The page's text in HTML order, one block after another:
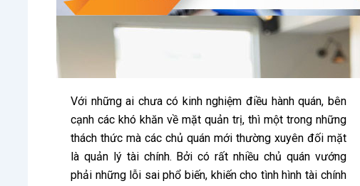
Với những ai chưa có kinh nghiệm điều hành quán, bên
cạnh các khó khăn về mặt quản trị, thì một trong những
thách thức mà các chủ quán mới thường xuyên đối mặt
là quản lý tài chính. Bởi có rất nhiều chủ quán vướng
phải những lỗi sai phổ biến, khiến cho tình hình tài chính